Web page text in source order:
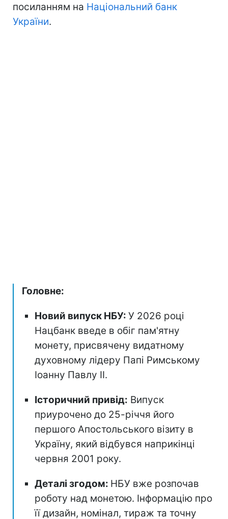
посиланням на Національний банк
України.
Головне:
Новий випуск НБУ: У 2026 році
Нацбанк введе в обіг пам'ятну
монету, присвячену видатному
духовному лідеру Папі Римському
Іоанну Павлу II.
Історичний привід: Випуск
приурочено до 25-річчя його
першого Апостольського візиту в
Україну, який відбувся наприкінці
червня 2001 року.
Деталі згодом: НБУ вже розпочав
роботу над монетою. Інформацію про
її дизайн, номінал, тираж та точну